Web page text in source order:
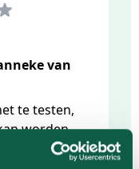
van
te testen,
worden.